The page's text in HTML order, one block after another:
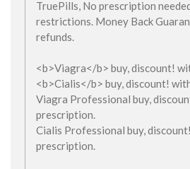
TruePills, No prescription
restrictions. Money Back
refunds.
<b>Viagra</b> buy, discount!
<b>Cialis</b> buy, discount!
Viagra Professional buy,
prescription.
Cialis Professional buy,
prescription.